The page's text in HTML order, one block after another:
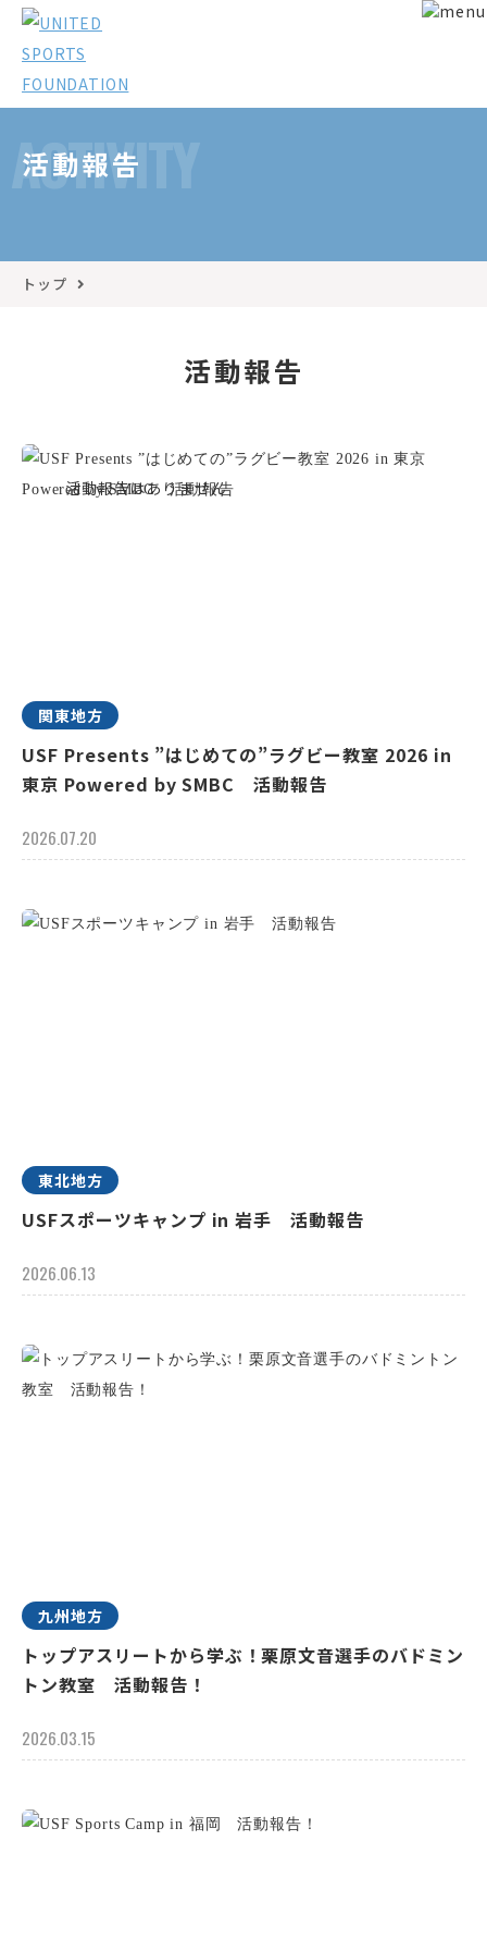
ACTIVITY
活動報告
トップ
活動報告
関東地方
USF Presents ”はじめての”ラグビー教室 2026 in
東京 Powered by SMBC 活動報告
2026.07.20
東北地方
USFスポーツキャンプ in 岩手 活動報告
2026.06.13
九州地方
トップアスリートから学ぶ！栗原文音選手のバドミン
トン教室 活動報告！
2026.03.15